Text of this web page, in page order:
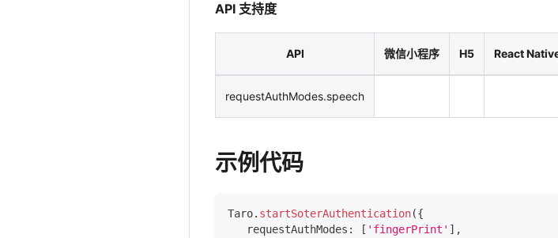
API 支持度
API 微信小程序 H5 React
requestAuthModes.speech
示例代码
Taro. startSoterAuthentication({
   requestAuthModes
: [ 'fingerPrint' ] ,